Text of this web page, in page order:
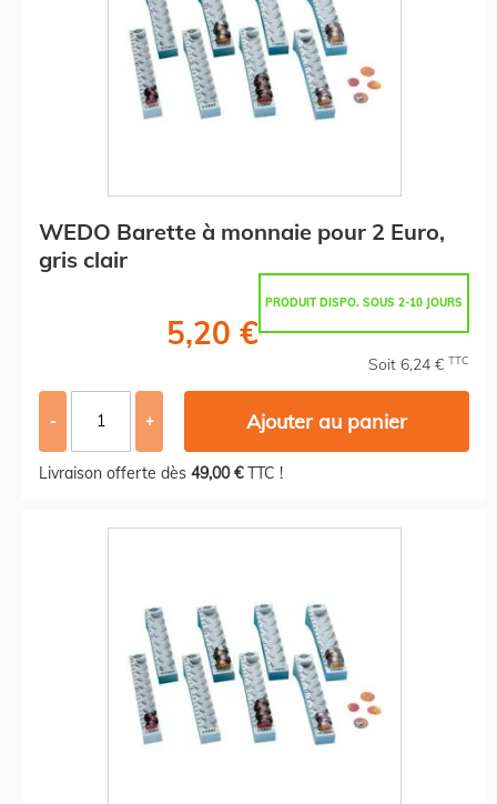
WEDO Barette à monnaie pour 2 Euro,
gris clair
PRODUIT DISPO. SOUS 2-10 JOURS
5,20 €
Soit 6,24 € TTC
- + Ajouter au panier
Livraison offerte dès 49,00 €TTC !